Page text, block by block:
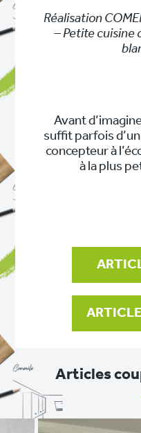
Réalisation
– Petite cuisine
Avant
suffit parfois
concepteur à
à la plus
L’ARTICLE
Articles